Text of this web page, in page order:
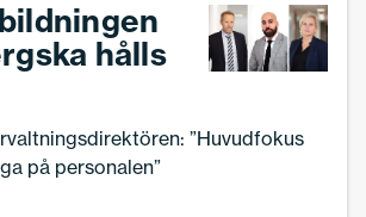
hålls
”Huvudfokus
på personalen”